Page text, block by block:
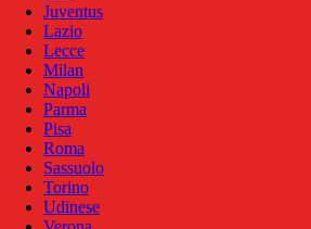
Juventus
Lazio
Lecce
Milan
Napoli
Parma
Pisa
Roma
Sassuolo
Torino
Udinese